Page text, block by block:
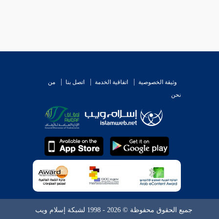
فيه موجودة ، بخلاف الشيوخ ، والمعنى معتبر إذا
وثيقة الخصوصية اتفاقية الخدمة اتصل بنا
من
نحن
جميع الحقوق محفوظة © 2026 - 1998 لشبكة إسلام ويب